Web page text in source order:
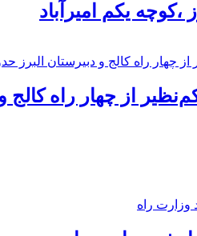
یکم امیرآباد
از چهار راه كالج و